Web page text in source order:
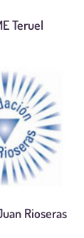
Teruel
Rioseras